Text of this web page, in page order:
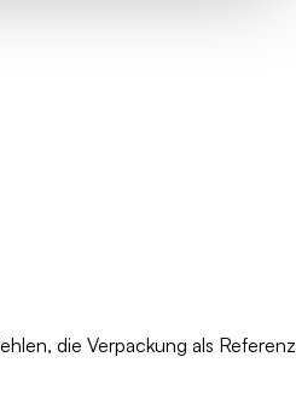
die Verpackung als Referenz